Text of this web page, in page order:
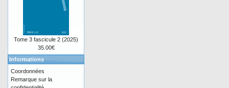
Tome 3 fascicule 2 (2025)
35.00€
Informations
Coordonnées
Remarque sur la